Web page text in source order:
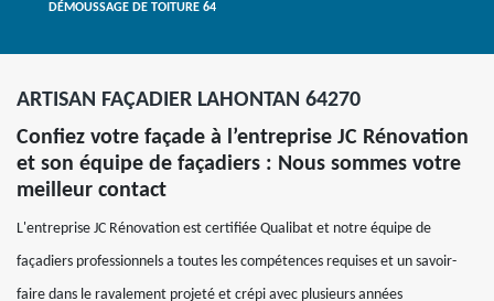
DÉMOUSSAGE DE TOITURE 64
ARTISAN FAÇADIER LAHONTAN 64270
Confiez votre façade à l’entreprise JC Rénovation
et son équipe de façadiers : Nous sommes votre
meilleur contact
L'entreprise JC Rénovation est certifiée Qualibat et notre équipe de
façadiers professionnels a toutes les compétences requises et un savoir-
faire dans le ravalement projeté et crépi avec plusieurs années